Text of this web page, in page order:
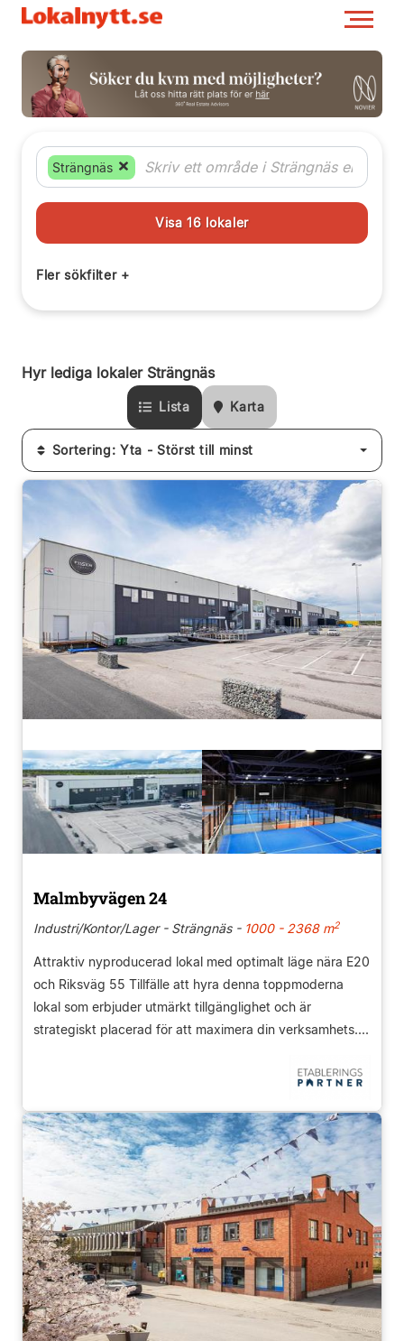
Strängnäs
Hyr lediga lokaler Strängnäs
Lista Karta
Sortering: Yta - Störst till minst
Malmbyvägen 24
Industri/Kontor/Lager - Strängnäs -1000 - 2368 m2
Attraktiv nyproducerad lokal med optimalt läge nära E20
och Riksväg 55 Tillfälle att hyra denna toppmoderna
lokal som erbjuder utmärkt tillgänglighet och är
strategiskt placerad för att maximera din verksamhets....